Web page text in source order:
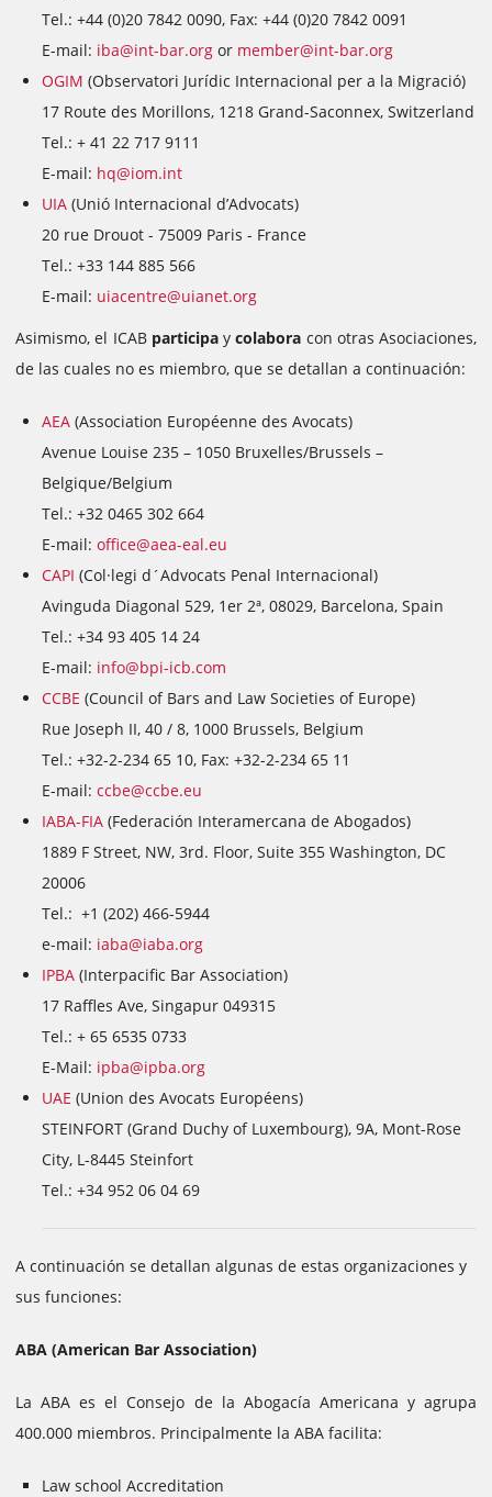
Tel.: +44 (0)20 7842 0090, Fax: +44 (0)20 7842 0091
E-mail: iba@int-bar.org or member@int-bar.org
OGIM (Observatori Jurídic Internacional per a la Migració)
17 Route des Morillons, 1218 Grand-Saconnex, Switzerland
Tel.: + 41 22 717 9111
E-mail: hq@iom.int
UIA (Unió Internacional d’Advocats)
20 rue Drouot - 75009 Paris - France
Tel.: +33 144 885 566
E-mail: uiacentre@uianet.org
Asimismo, el ICAB participaycolabora con otras Asociaciones,
de las cuales no es miembro, que se detallan a continuación:
AEA (Association Européenne des Avocats)
Avenue Louise 235 – 1050 Bruxelles/Brussels –
Belgique/Belgium
Tel.: +32 0465 302 664
E-mail: office@aea-eal.eu
CAPI (Col·legi d´Advocats Penal Internacional)
Avinguda Diagonal 529, 1er 2ª, 08029, Barcelona, Spain
Tel.: +34 93 405 14 24
E-mail: info@bpi-icb.com
CCBE (Council of Bars and Law Societies of Europe)
Rue Joseph II, 40 / 8, 1000 Brussels, Belgium
Tel.: +32-2-234 65 10, Fax: +32-2-234 65 11
E-mail: ccbe@ccbe.eu
IABA-FIA (Federación Interamercana de Abogados)
1889 F Street, NW, 3rd. Floor, Suite 355 Washington, DC
20006
Tel.: +1 (202) 466-5944
e-mail: iaba@iaba.org
IPBA (Interpacific Bar Association)
17 Raffles Ave, Singapur 049315
Tel.: + 65 6535 0733
E-Mail: ipba@ipba.org
UAE (Union des Avocats Européens)
STEINFORT (Grand Duchy of Luxembourg), 9A, Mont-Rose
City, L-8445 Steinfort
Tel.: +34 952 06 04 69
A continuación se detallan algunas de estas organizaciones y
sus funciones:
ABA (American Bar Association)
La ABA es el Consejo de la Abogacía Americana y agrupa
400.000 miembros. Principalmente la ABA facilita:
Law school Accreditation